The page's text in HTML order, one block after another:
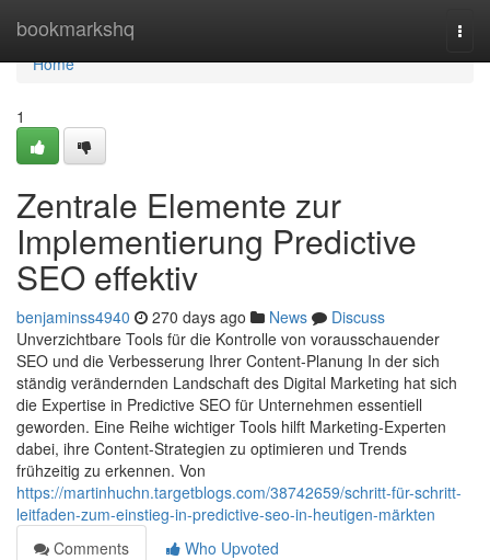
bookmarkshq
Home
Home
1
Zentrale Elemente zur
Implementierung Predictive
SEO effektiv
benjaminss4940 270 days ago News
Discuss
Unverzichtbare Tools für die Kontrolle von vorausschauender
SEO und die Verbesserung Ihrer Content-Planung In der sich
ständig verändernden Landschaft des Digital Marketing hat sich
die Expertise in Predictive SEO für Unternehmen essentiell
geworden. Eine Reihe wichtiger Tools hilft Marketing-Experten
dabei, ihre Content-Strategien zu optimieren und Trends
frühzeitig zu erkennen. Von
https://martinhuchn.targetblogs.com/38742659/schritt-für-schritt-
leitfaden-zum-einstieg-in-predictive-seo-in-heutigen-märkten
Comments
Who Upvoted